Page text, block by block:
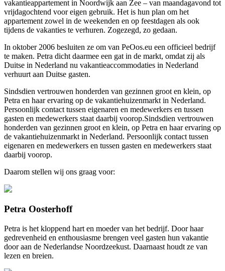
vakantieappartement in Noordwijk aan Zee – van maandagavond tot
vrijdagochtend voor eigen gebruik. Het is hun plan om het
appartement zowel in de weekenden en op feestdagen als ook
tijdens de vakanties te verhuren. Zogezegd, zo gedaan.
In oktober 2006 besluiten ze om van PeOos.eu een officieel bedrijf
te maken. Petra dicht daarmee een gat in de markt, omdat zij als
Duitse in Nederland nu vakantieaccommodaties in Nederland
verhuurt aan Duitse gasten.
Sindsdien vertrouwen honderden van gezinnen groot en klein, op
Petra en haar ervaring op de vakantiehuizenmarkt in Nederland.
Persoonlijk contact tussen eigenaren en medewerkers en tussen
gasten en medewerkers staat daarbij voorop.Sindsdien vertrouwen
honderden van gezinnen groot en klein, op Petra en haar ervaring op
de vakantiehuizenmarkt in Nederland. Persoonlijk contact tussen
eigenaren en medewerkers en tussen gasten en medewerkers staat
daarbij voorop.
Daarom stellen wij ons graag voor:
Petra Oosterhoff
Petra is het kloppend hart en moeder van het bedrijf. Door haar
gedrevenheid en enthousiasme brengen veel gasten hun vakantie
door aan de Nederlandse Noordzeekust. Daarnaast houdt ze van
lezen en breien.